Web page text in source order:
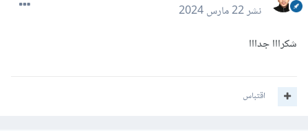
نشر22 مارس 2024
شكرااا جدااا
اقتباس